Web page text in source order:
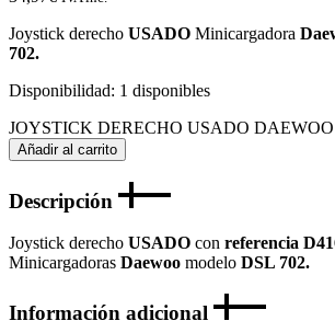
Joystick derecho USADO Minicargadora
702.
Disponibilidad: 1 disponibles
JOYSTICK DERECHO USADO DAEWOO
Añadir al carrito
Descripción
Joystick derecho USADO con referencia
Minicargadoras Daewoo modelo DSL 702.
Información adicional